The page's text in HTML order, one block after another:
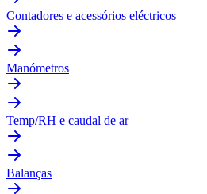
Contadores e acessórios eléctricos
Manómetros
Temp/RH e caudal de ar
Balanças